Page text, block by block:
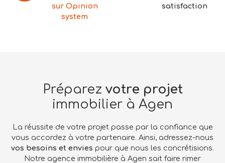
sur Opinion
system
satisfaction
Préparez votre projet
immobilier à Agen
La réussite de votre projet passe par la confiance que
vous accordez à votre partenaire. Ainsi, adressez-nous
vos besoins et envies pour que nous les concrétisions.
Notre agence immobilière à Agen sait faire rimer